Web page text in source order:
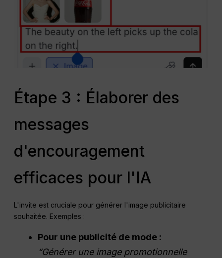
Étape 3 : Élaborer des
messages
d'encouragement
efficaces pour l'IA
L'invite est cruciale pour générer l'image publicitaire
souhaitée. Exemples :
Pour une publicité de mode :
“Générer une image promotionnelle